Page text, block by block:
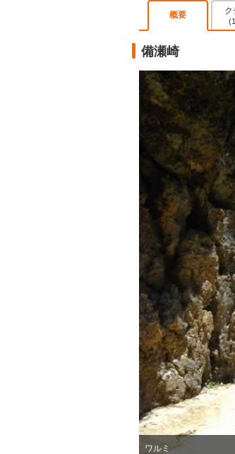
概要 ク
備瀬崎
ワルミ